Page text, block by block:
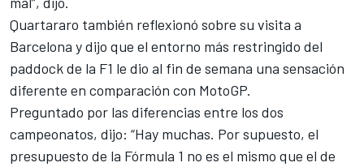
Quartararo también reflexionó sobre su visita a
Barcelona y dijo que el entorno más restringido del
paddock de la F1 le dio al fin de semana una sensación
diferente en comparación con MotoGP.
Preguntado por las diferencias entre los dos
campeonatos, dijo: “Hay muchas. Por supuesto, el
presupuesto de la Fórmula 1 no es el mismo que el de